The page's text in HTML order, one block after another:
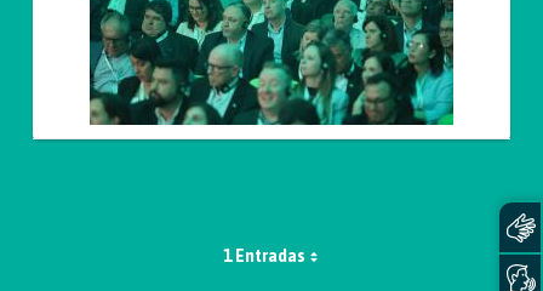
1 Entradas